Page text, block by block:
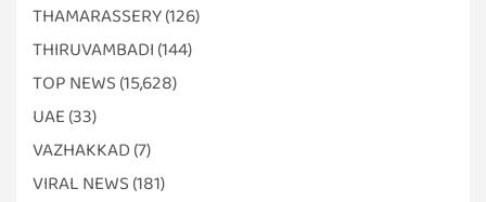
THAMARASSERY(126)
THIRUVAMBADI (144)
TOP NEWS (15,628)
UAE (33)
VAZHAKKAD(7)
VIRAL NEWS (181)